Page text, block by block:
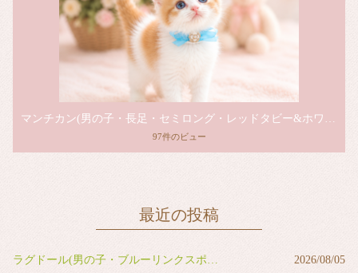
マンチカン(男の子・長足・セミロング・レッドタビー&ホワイト)
97件のビュー
最近の投稿
ラグドール(男の子・ブルーリンクスポイントバイカラー) 2026/08/05